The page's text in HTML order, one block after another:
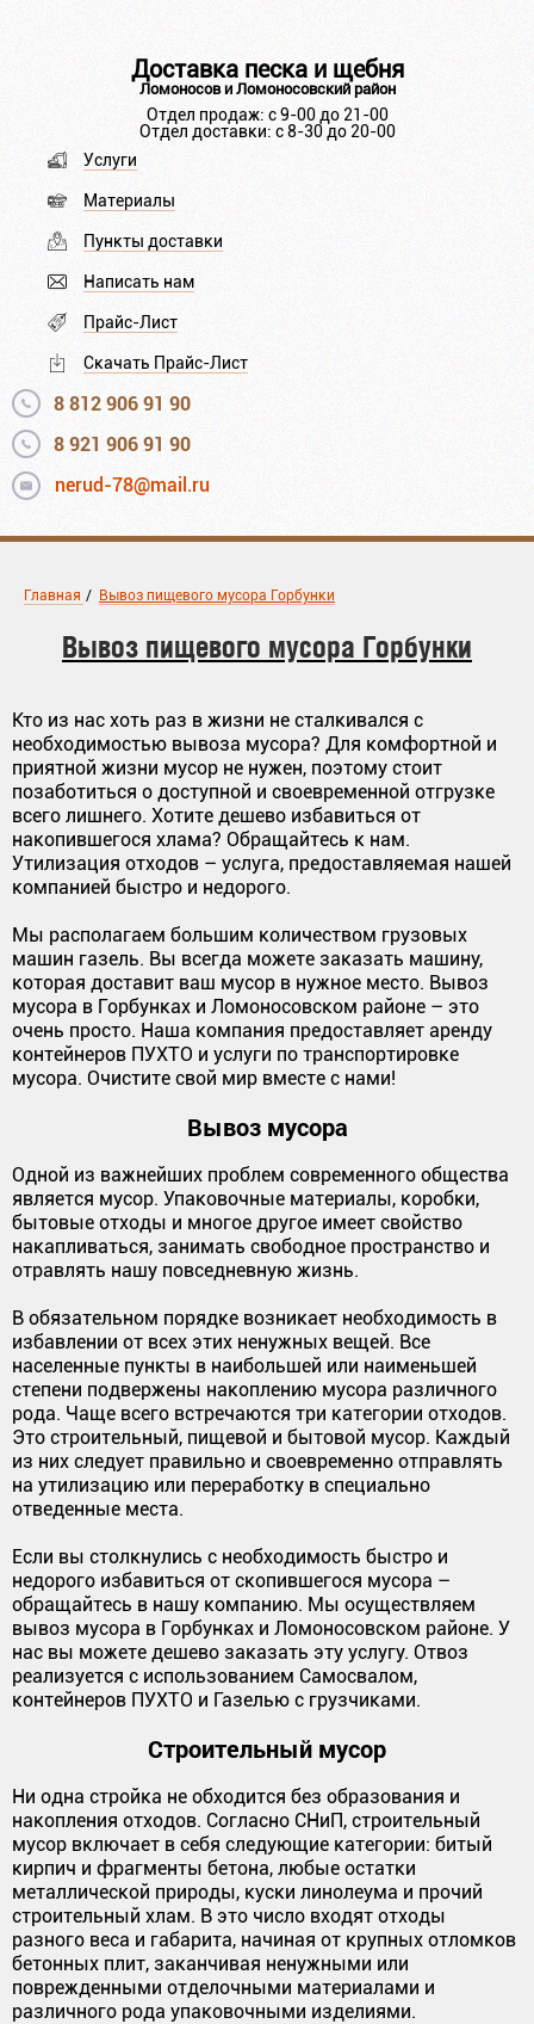
Доставка песка и щебня
Ломоносов и Ломоносовский район
Отдел продаж: с 9-00 до 21-00
Отдел доставки: с 8-30 до 20-00
Услуги
Материалы
Пункты доставки
Написать нам
Прайс-Лист
Скачать Прайс-Лист
8 812 906 91 90
8 921 906 91 90
nerud-78@mail.ru
Главная / Вывоз пищевого мусора Горбунки
Вывоз пищевого мусора Горбунки
Кто из нас хоть раз в жизни не сталкивался с
необходимостью вывоза мусора? Для комфортной и
приятной жизни мусор не нужен, поэтому стоит
позаботиться о доступной и своевременной отгрузке
всего лишнего. Хотите дешево избавиться от
накопившегося хлама? Обращайтесь к нам.
Утилизация отходов – услуга, предоставляемая нашей
компанией быстро и недорого.
Мы располагаем большим количеством грузовых
машин газель. Вы всегда можете заказать машину,
которая доставит ваш мусор в нужное место. Вывоз
мусора в Горбунках и Ломоносовском районе – это
очень просто. Наша компания предоставляет аренду
контейнеров ПУХТО и услуги по транспортировке
мусора. Очистите свой мир вместе с нами!
Вывоз мусора
Одной из важнейших проблем современного общества
является мусор. Упаковочные материалы, коробки,
бытовые отходы и многое другое имеет свойство
накапливаться, занимать свободное пространство и
отравлять нашу повседневную жизнь.
В обязательном порядке возникает необходимость в
избавлении от всех этих ненужных вещей. Все
населенные пункты в наибольшей или наименьшей
степени подвержены накоплению мусора различного
рода. Чаще всего встречаются три категории отходов.
Это строительный, пищевой и бытовой мусор. Каждый
из них следует правильно и своевременно отправлять
на утилизацию или переработку в специально
отведенные места.
Если вы столкнулись с необходимость быстро и
недорого избавиться от скопившегося мусора –
обращайтесь в нашу компанию. Мы осуществляем
вывоз мусора в Горбунках и Ломоносовском районе. У
нас вы можете дешево заказать эту услугу. Отвоз
реализуется с использованием Самосвалом,
контейнеров ПУХТО и Газелью с грузчиками.
Строительный мусор
Ни одна стройка не обходится без образования и
накопления отходов. Согласно СНиП, строительный
мусор включает в себя следующие категории: битый
кирпич и фрагменты бетона, любые остатки
металлической природы, куски линолеума и прочий
строительный хлам. В это число входят отходы
разного веса и габарита, начиная от крупных отломков
бетонных плит, заканчивая ненужными или
поврежденными отделочными материалами и
различного рода упаковочными изделиями.